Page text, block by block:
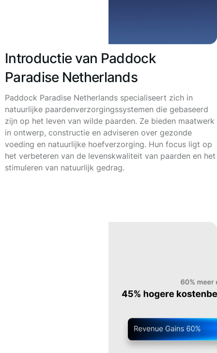
Introductie van Paddock
Paradise Netherlands
Paddock Paradise Netherlands specialiseert zich in
natuurlijke paardenverzorgingssystemen die gebaseerd
zijn op het leven van wilde paarden. Ze bieden maatwerk
in ontwerp, constructie en adviseren over gezonde
voeding en natuurlijke hoefverzorging. Hun focus ligt op
het verbeteren van de levenskwaliteit van paarden en het
stimuleren van natuurlijk gedrag.